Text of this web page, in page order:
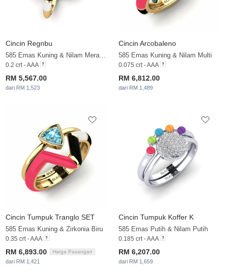
Cincin Regnbu
0.2 crt - AAA
RM 5,567.00
dari RM 1,523
Cincin Arcobaleno
585 Emas Kuning & Nilam Multi
0.075 crt - AAA
RM 6,812.00
dari RM 1,489
Cincin Tumpuk Tranglo SET
585 Emas Kuning & Zirkonia Biru
0.35 crt - AAA
RM 6,893.00 Harga Pasangan
dari RM 1,421
Cincin Tumpuk Koffer K
585 Emas Putih & Nilam Putih
0.185 crt - AAA
RM 6,207.00
dari RM 1,659